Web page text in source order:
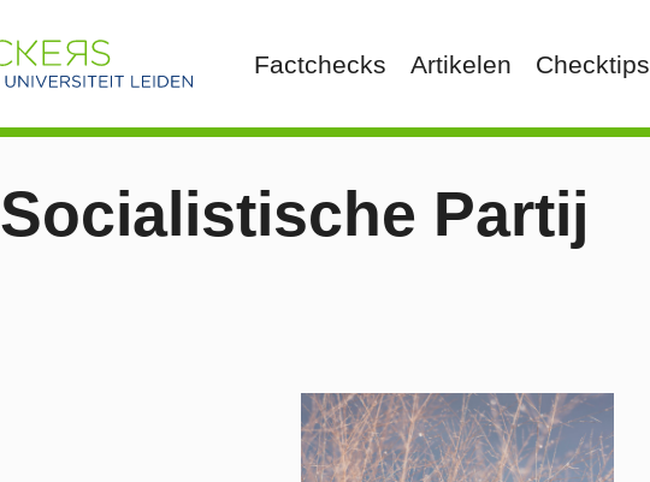
Factchecks Artikelen Checktips
Socialistische Partij